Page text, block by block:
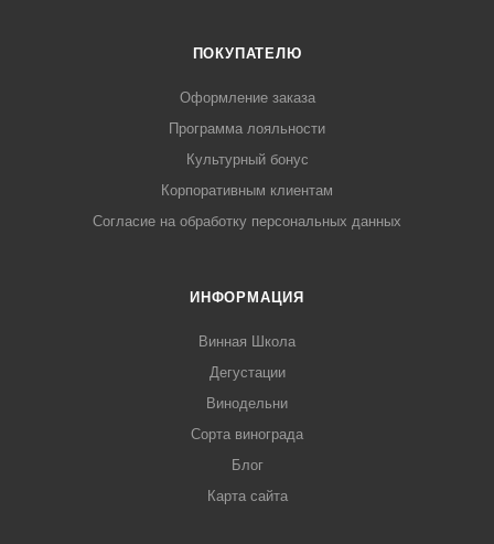
ПОКУПАТЕЛЮ
Оформление заказа
Программа лояльности
Культурный бонус
Корпоративным клиентам
Согласие на обработку персональных данных
ИНФОРМАЦИЯ
Винная Школа
Дегустации
Винодельни
Сорта винограда
Блог
Карта сайта